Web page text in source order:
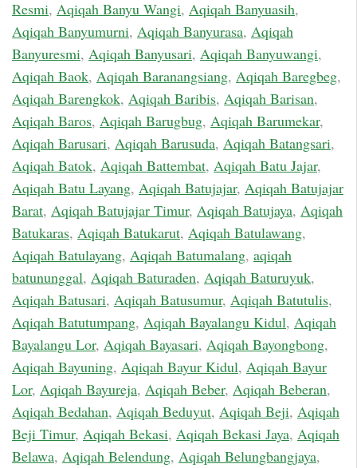
Resmi, Aqiqah Banyu Wangi, Aqiqah Banyuasih,
Aqiqah Banyumurni, Aqiqah Banyurasa, Aqiqah
Banyuresmi, Aqiqah Banyusari, Aqiqah Banyuwangi,
Aqiqah Baok, Aqiqah Baranangsiang, Aqiqah Baregbeg,
Aqiqah Barengkok, Aqiqah Baribis, Aqiqah Barisan,
Aqiqah Baros, Aqiqah Barugbug, Aqiqah Barumekar,
Aqiqah Barusari, Aqiqah Barusuda, Aqiqah Batangsari,
Aqiqah Batok, Aqiqah Battembat, Aqiqah Batu Jajar,
Aqiqah Batu Layang, Aqiqah Batujajar, Aqiqah Batujajar
Barat, Aqiqah Batujajar Timur, Aqiqah Batujaya, Aqiqah
Batukaras, Aqiqah Batukarut, Aqiqah Batulawang,
Aqiqah Batulayang, Aqiqah Batumalang, aqiqah
batununggal, Aqiqah Baturaden, Aqiqah Baturuyuk,
Aqiqah Batusari, Aqiqah Batusumur, Aqiqah Batutulis,
Aqiqah Batutumpang, Aqiqah Bayalangu Kidul, Aqiqah
Bayalangu Lor, Aqiqah Bayasari, Aqiqah Bayongbong,
Aqiqah Bayuning, Aqiqah Bayur Kidul, Aqiqah Bayur
Lor, Aqiqah Bayureja, Aqiqah Beber, Aqiqah Beberan,
Aqiqah Bedahan, Aqiqah Beduyut, Aqiqah Beji, Aqiqah
Beji Timur, Aqiqah Bekasi, Aqiqah Bekasi Jaya, Aqiqah
Belawa, Aqiqah Belendung, Aqiqah Belungbangjaya,